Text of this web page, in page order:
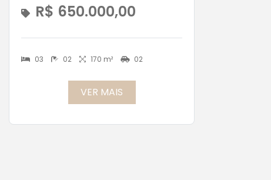
R$ 650.000,00
03 02 170 m² 02
VER MAIS